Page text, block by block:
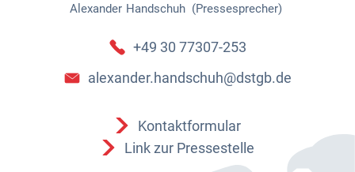
Alexander Handschuh (Pressesprecher)
Alexander Handschuh
+49 30 77307-253
alexander.handschuh@dstgb.de
Kontaktformular
Link zur Pressestelle